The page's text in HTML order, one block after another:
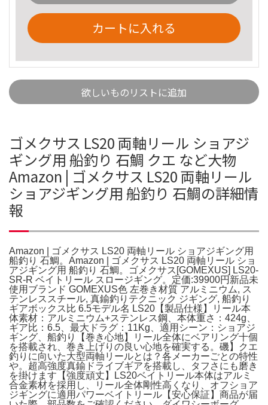
カートに入れる
欲しいものリストに追加
ゴメクサス LS20 両軸リール ショアジ
ギング用 船釣り 石鯛 クエ など大物
Amazon | ゴメクサス LS20 両軸リール
ショアジギング用 船釣り 石鯛の詳細情
報
Amazon | ゴメクサス LS20 両軸リール ショアジギング用
船釣り 石鯛。Amazon | ゴメクサス LS20 両軸リール ショ
アジギング用 船釣り 石鯛。ゴメクサス[GOMEXUS] LS20-
SR-R ベイトリール スロージギング。定価:39900円新品未
使用ブランド GOMEXUS色 左巻き材質 アルミニウム, ス
テンレススチール, 真鍮釣りテクニック ジギング, 船釣り
ギアボックス比 6.5モデル名 LS20【製品仕様】リール本
体素材：アルミニウム+ステンレス鋼、本体重さ：424g、
ギア比：6.5、最大ドラグ：11Kg、適用シーン：ショアジ
ギング、船釣り【巻き心地】リール全体にベアリング十個
を搭載され、巻き上げりの良い心地を確実する。磯】クエ
釣りに向いた大型両軸リールとは？各メーカーごとの特性
や。超高強度真鍮ドライブギアを搭載し、タフさにも磨き
を掛けます【強度頑丈】LS20ベイトリール本体はアルミ
合金素材を採用し、リール全体剛性高くなり、オフショア
ジギングに適用パワーベイトリール【安心保証】商品が届